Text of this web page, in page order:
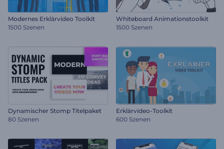
Modernes Erklärvideo Toolkit
1500 Szenen
Whiteboard Animationstoolkit
1500 Szenen
Dynamischer Stomp Titelpaket
80 Szenen
Erklärvideo-Toolkit
600 Szenen